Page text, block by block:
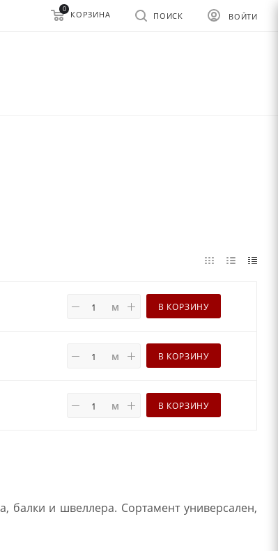
ВОЙТИ
ПОИСК
0
КОРЗИНА
м В КОРЗИНУ
м В КОРЗИНУ
м В КОРЗИНУ
балки и швеллера. Сортамент универсален,